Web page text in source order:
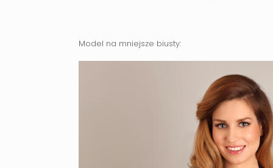
Model na mniejsze biusty: